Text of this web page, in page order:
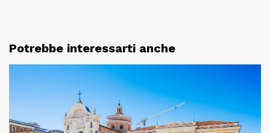
Potrebbe interessarti anche